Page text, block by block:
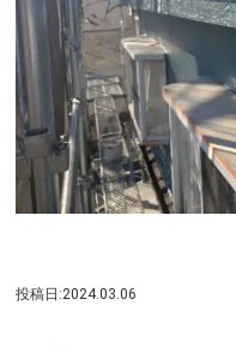
投稿日:2024.03.06